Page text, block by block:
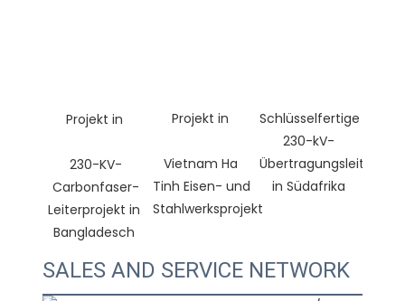
230-KV-
Carbonfaser-
Leiterprojekt in
Vietnam Ha
Tinh Eisen- und
Schlüsselfertige
230-kV-
Übertragungsleitung
SALES AND SERVICE NETWORK